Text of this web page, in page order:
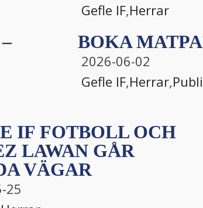
Gefle IF,Herrar
BOKA
2026-06-02
Gefle IF,Herrar,
IF FOTBOLL OCH
LAWAN GÅR
VÄGAR
25